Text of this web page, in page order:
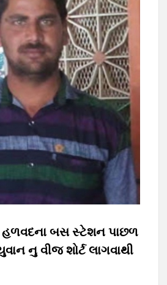
હળવદના બસ સ્ટેશન પાછળ
નુ વીજ શોર્ટ લાગવાથી